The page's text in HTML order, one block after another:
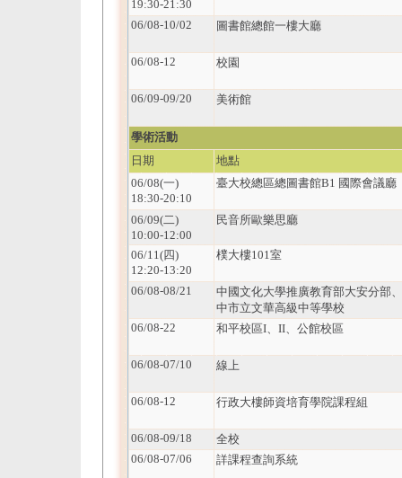
19:30-21:30
06/08-10/02 圖書館總館一樓大廳
06/08-12 校園
06/09-09/20 美術館
學術活動
日期
地點
06/08(一)
18:30-20:10
臺大校總區總圖書館B1 國際會議廳
06/09(二)
10:00-12:00
民音所歐樂思廳
06/11(四)
12:20-13:20
樸大樓101室
06/08-08/21
中國文化大學推廣教育部大安分部
中市立文華高級中等學校
06/08-22
和平校區I、II、公館校區
06/08-07/10 線上
06/08-12 行政大樓師資培育學院課程組
06/08-09/18
全校
06/08-07/06
詳課程查詢系統